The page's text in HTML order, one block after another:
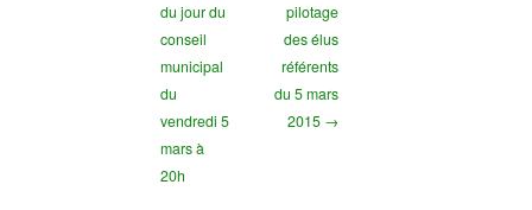
du jour du
conseil
municipal
du
vendredi 5
mars à
20h
pilotage
des élus
référents
du 5 mars
2015 →